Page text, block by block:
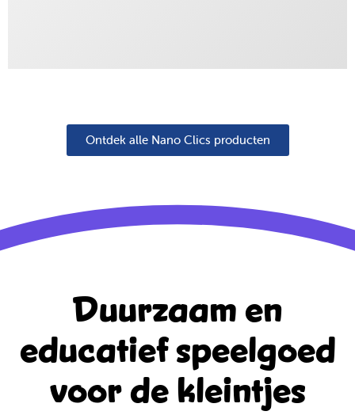
Ontdek alle Nano Clics producten
Duurzaam en
educatiefspeelgoed
voor de kleintjes